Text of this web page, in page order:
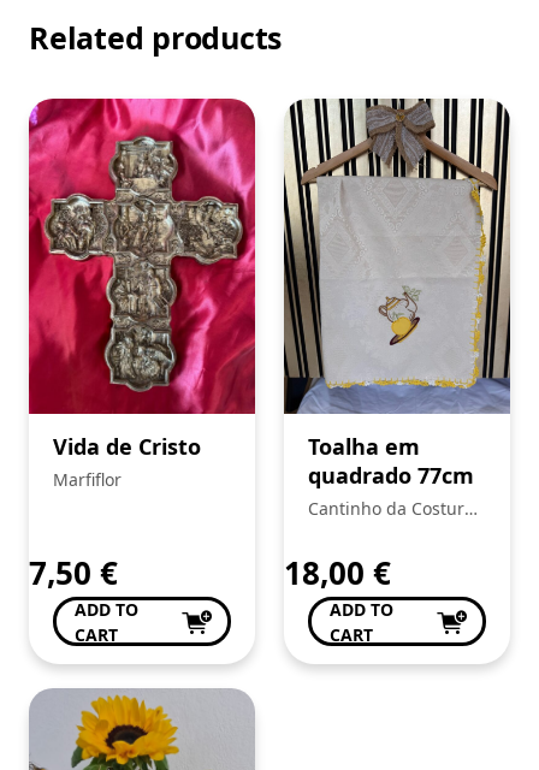
Related products
Vida de Cristo
Marfiflor
7,50 €
ADD TO
CART
Toalha em
quadrado 77cm
Cantinho da Costura
18,00 €
ADD TO
CART